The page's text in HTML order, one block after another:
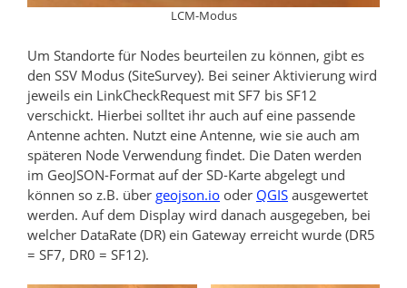
LCM-Modus
Um Standorte für Nodes beurteilen zu können, gibt es
den SSV Modus (SiteSurvey). Bei seiner Aktivierung wird
jeweils ein LinkCheckRequest mit SF7 bis SF12
verschickt. Hierbei solltet ihr auch auf eine passende
Antenne achten. Nutzt eine Antenne, wie sie auch am
späteren Node Verwendung findet. Die Daten werden
im GeoJSON-Format auf der SD-Karte abgelegt und
können so z.B. über geojson.io oder QGIS ausgewertet
werden. Auf dem Display wird danach ausgegeben, bei
welcher DataRate (DR) ein Gateway erreicht wurde (DR5
= SF7, DR0 = SF12).